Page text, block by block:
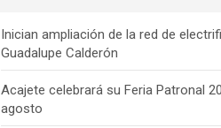
b
o
o
a
d
s
gr
a
m
o
k
Inician ampliación de la red de
Guadalupe Calderón
Acajete celebrará su Feria Patronal
agosto